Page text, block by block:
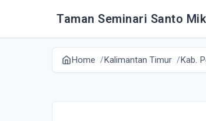
Taman Seminari Santo
Home Kalimantan Timur Kab.